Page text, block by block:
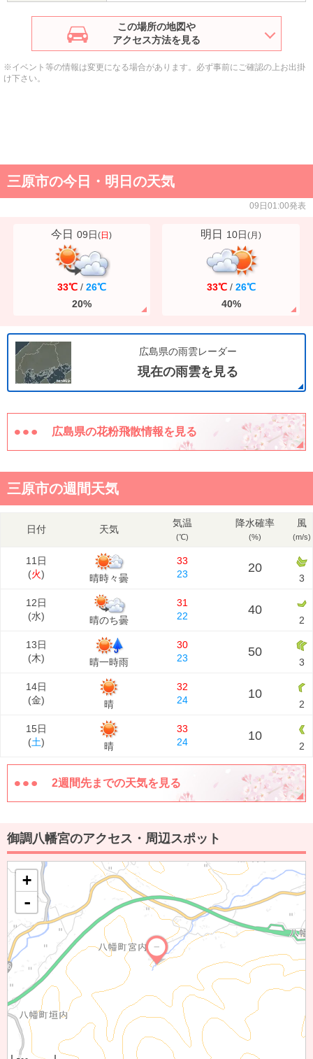
この場所の地図や
アクセス方法を見る
※イベント等の情報は変更になる場合があります。必ず事前にご確認の上お出掛
け下さい。
三原市の今日・明日の天気
09日01:00発表
今日 09日(日)
33℃ / 26℃
20%
明日 10日(月)
33℃ / 26℃
40%
広島県の雨雲レーダー
現在の雨雲を見る
広島県の花粉飛散情報を見る
三原市の週間天気
日付 天気
気温
(℃)
降水確率
(%)
風
(m/s)
11日
(火) 晴時々曇
33
23
20
3
12日
(水) 晴のち曇
31
22
40
2
13日
(木) 晴一時雨
30
23
50
3
14日
(金) 晴
32
24
10
2
15日
(土) 晴
33
24
10
2
2週間先までの天気を見る
御調八幡宮のアクセス・周辺スポット
+
-